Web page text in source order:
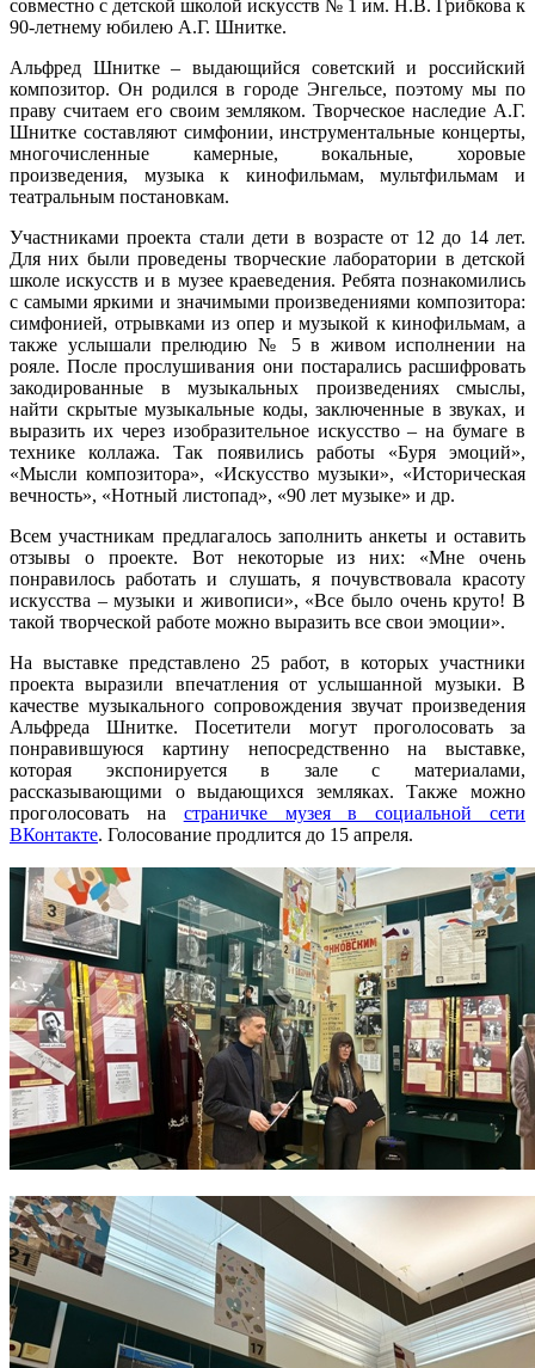
совместно с детской школой искусств № 1 им. Н.В. Грибкова к
90-летнему юбилею А.Г. Шнитке.
Альфред Шнитке – выдающийся советский и российский
композитор. Он родился в городе Энгельсе, поэтому мы по
праву считаем его своим земляком. Творческое наследие А.Г.
Шнитке составляют симфонии, инструментальные концерты,
многочисленные камерные, вокальные, хоровые
произведения, музыка к кинофильмам, мультфильмам и
театральным постановкам.
Участниками проекта стали дети в возрасте от 12 до 14 лет.
Для них были проведены творческие лаборатории в детской
школе искусств и в музее краеведения. Ребята познакомились
с самыми яркими и значимыми произведениями композитора:
симфонией, отрывками из опер и музыкой к кинофильмам, а
также услышали прелюдию № 5 в живом исполнении на
рояле. После прослушивания они постарались расшифровать
закодированные в музыкальных произведениях смыслы,
найти скрытые музыкальные коды, заключенные в звуках, и
выразить их через изобразительное искусство – на бумаге в
технике коллажа. Так появились работы «Буря эмоций»,
«Мысли композитора», «Искусство музыки», «Историческая
вечность», «Нотный листопад», «90 лет музыке» и др.
Всем участникам предлагалось заполнить анкеты и оставить
отзывы о проекте. Вот некоторые из них: «Мне очень
понравилось работать и слушать, я почувствовала красоту
искусства – музыки и живописи», «Все было очень круто! В
такой творческой работе можно выразить все свои эмоции».
На выставке представлено 25 работ, в которых участники
проекта выразили впечатления от услышанной музыки. В
качестве музыкального сопровождения звучат произведения
Альфреда Шнитке. Посетители могут проголосовать за
понравившуюся картину непосредственно на выставке,
которая экспонируется в зале с материалами,
рассказывающими о выдающихся земляках. Также можно
проголосовать на страничке музея в социальной сети
ВКонтакте. Голосование продлится до 15 апреля.